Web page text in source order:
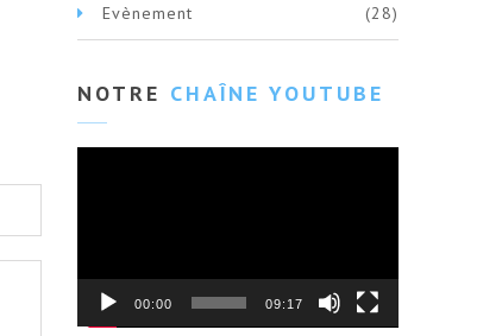
Evènement (28)
NOTRE CHAÎNE YOUTUBE
00:00 09:17